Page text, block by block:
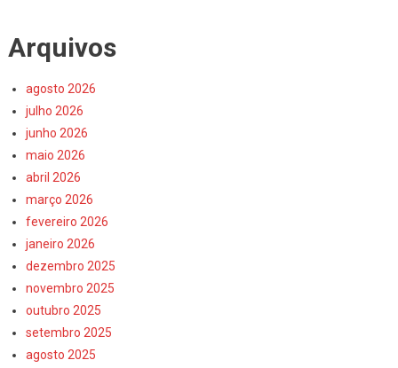
Arquivos
agosto 2026
julho 2026
junho 2026
maio 2026
abril 2026
março 2026
fevereiro 2026
janeiro 2026
dezembro 2025
novembro 2025
outubro 2025
setembro 2025
agosto 2025